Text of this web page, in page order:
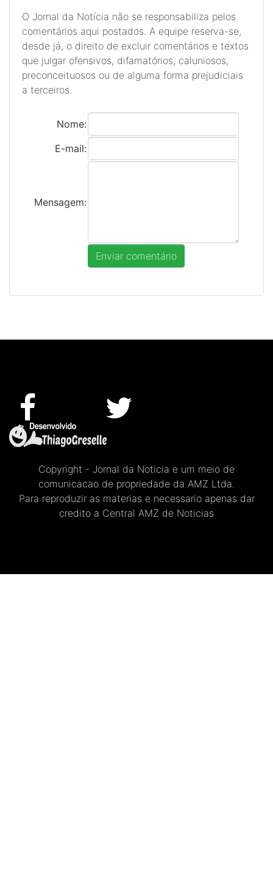
O Jornal da Notícia não se responsabiliza pelos
comentários aqui postados. A equipe reserva-se,
desde já, o direito de excluir comentários e textos
que julgar ofensivos, difamatórios, caluniosos,
preconceituosos ou de alguma forma prejudiciais
a terceiros.
Nome:
E-mail:
Mensagem:
Copyright - Jornal da Noticia e um meio de
comunicacao de propriedade da AMZ Ltda.
Para reproduzir as materias e necessario apenas dar
credito a Central AMZ de Noticias